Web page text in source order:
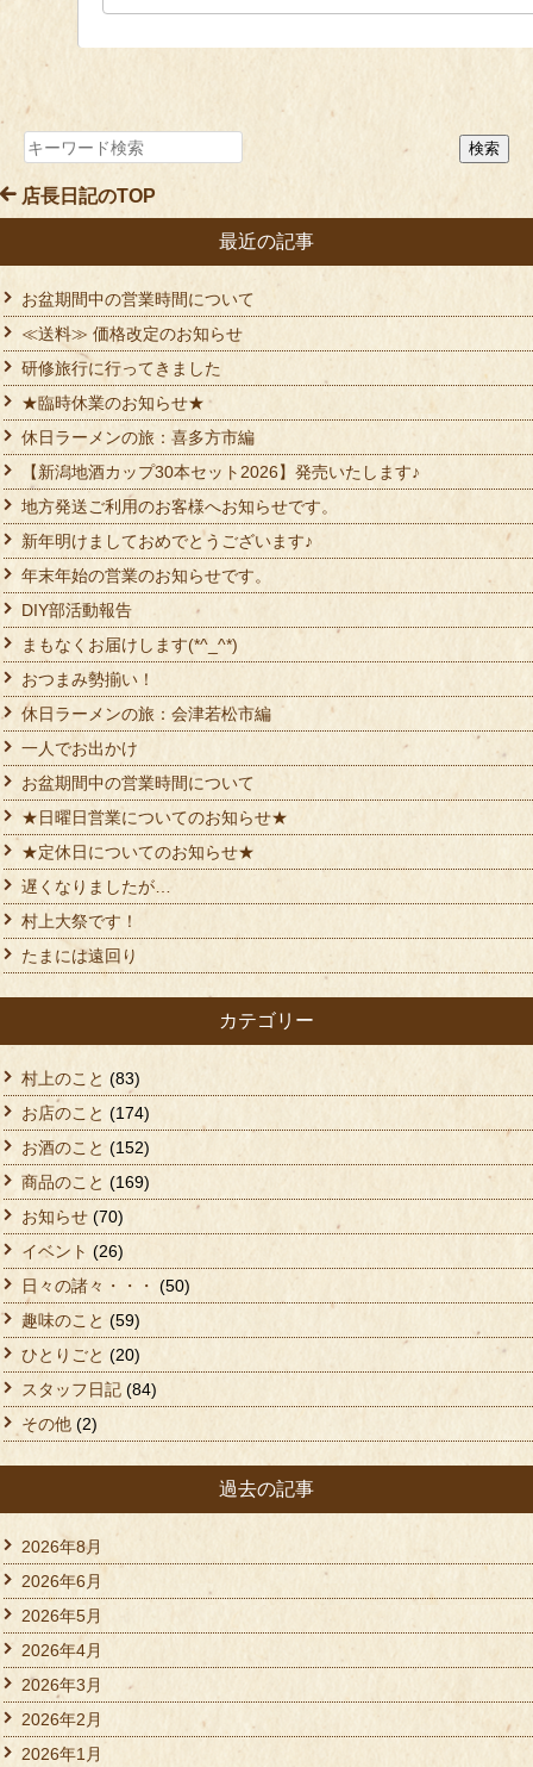
店長日記のTOP
最近の記事
お盆期間中の営業時間について
≪送料≫ 価格改定のお知らせ
研修旅行に行ってきました
★臨時休業のお知らせ★
休日ラーメンの旅：喜多方市編
【新潟地酒カップ30本セット2026】発売いたします♪
地方発送ご利用のお客様へお知らせです。
新年明けましておめでとうございます♪
年末年始の営業のお知らせです。
DIY部活動報告
まもなくお届けします(*^_^*)
おつまみ勢揃い！
休日ラーメンの旅：会津若松市編
一人でお出かけ
お盆期間中の営業時間について
★日曜日営業についてのお知らせ★
★定休日についてのお知らせ★
遅くなりましたが…
村上大祭です！
たまには遠回り
カテゴリー
村上のこと (83)
お店のこと (174)
お酒のこと (152)
商品のこと (169)
お知らせ (70)
イベント (26)
日々の諸々・・・ (50)
趣味のこと (59)
ひとりごと (20)
スタッフ日記 (84)
その他 (2)
過去の記事
2026年8月
2026年6月
2026年5月
2026年4月
2026年3月
2026年2月
2026年1月